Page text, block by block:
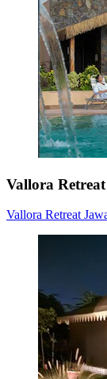
Vallora
Vallora Retreat